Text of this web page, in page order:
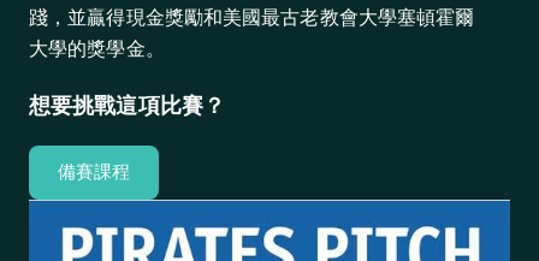
踐，並贏得現金獎勵和美國最古老教會大學塞頓霍爾
大學的獎學金。
想要挑戰這項比賽？
備賽課程